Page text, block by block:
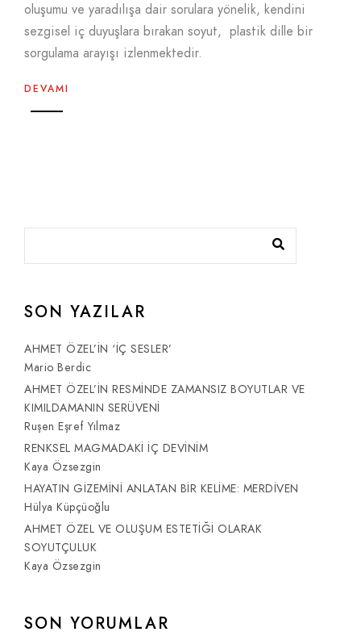
oluşumu ve yaradılışa dair sorulara yönelik, kendini
sezgisel iç duyuşlara bırakan soyut, plastik dille bir
sorgulama arayışı izlenmektedir.
DEVAMI
SON YAZILAR
AHMET ÖZEL’İN ‘İÇ SESLER’
Mario Berdic
AHMET ÖZEL’İN RESMİNDE ZAMANSIZ BOYUTLAR VE
KIMILDAMANIN SERÜVENİ
Ruşen Eşref Yılmaz
RENKSEL MAGMADAKİ İÇ DEVİNİM
Kaya Özsezgin
HAYATIN GİZEMİNİ ANLATAN BİR KELİME: MERDİVEN
Hülya Küpçüoğlu
AHMET ÖZEL VE OLUŞUM ESTETİĞİ OLARAK
SOYUTÇULUK
Kaya Özsezgin
SON YORUMLAR